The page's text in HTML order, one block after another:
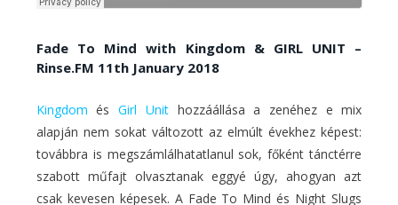
Fade To Mind with Kingdom & GIRL UNIT –
Rinse.FM 11th January 2018
Kingdom ésGirl Unithozzáállása a zenéhez e mix
alapján nem sokat változott az elmúlt évekhez képest:
továbbra is megszámlálhatatlanul sok, főként tánctérre
szabott műfajt olvasztanak eggyé úgy, ahogyan azt
csak kevesen képesek. A Fade To Mind és Night Slugs